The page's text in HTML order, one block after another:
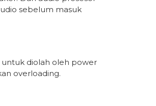
sebelum masuk
untuk diolah oleh power
overloading.